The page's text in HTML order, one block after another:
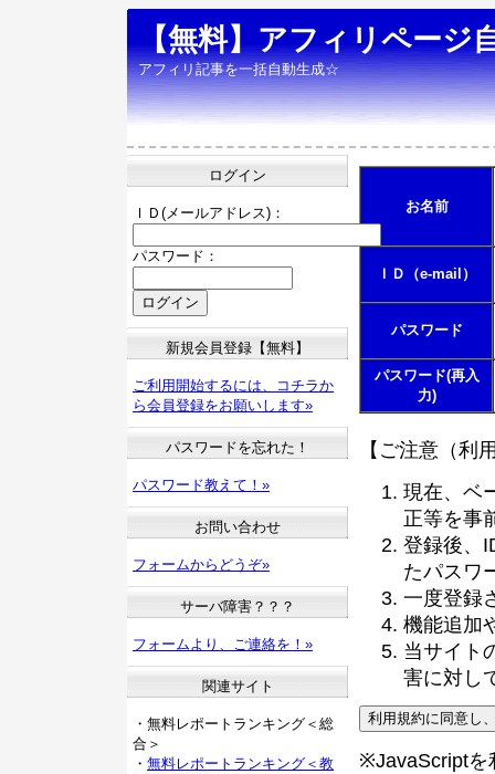
【無料】アフィリページ
アフィリ記事を一括自動生成☆
お名前
ＩＤ（e-mail）
パスワード
パスワード(再入
力)
【ご注意（利
現在、ベ
正等を事
登録後、
たパスワ
一度登録
機能追加
当サイト
害に対し
※JavaScriptを
ログイン
ＩＤ(メールアドレス)：
パスワード：
新規会員登録【無料】
ご利用開始するには、コチラか
ら会員登録をお願いします»
パスワードを忘れた！
パスワード教えて！»
お問い合わせ
フォームからどうぞ»
サーバ障害？？？
フォームより、ご連絡を！»
関連サイト
・無料レポートランキング＜総
合＞
・ 無料レポートランキング＜教